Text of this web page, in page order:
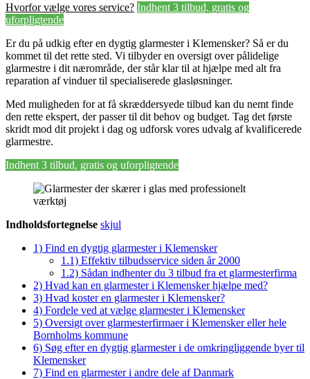
Hvorfor vælge vores service? Indhent 3 tilbud, gratis og
uforpligtende
Er du på udkig efter en dygtig glarmester i Klemensker? Så er du
kommet til det rette sted. Vi tilbyder en oversigt over pålidelige
glarmestre i dit nærområde, der står klar til at hjælpe med alt fra
reparation af vinduer til specialiserede glasløsninger.
Med muligheden for at få skræddersyede tilbud kan du nemt finde
den rette ekspert, der passer til dit behov og budget. Tag det første
skridt mod dit projekt i dag og udforsk vores udvalg af kvalificerede
glarmestre.
Indhent 3 tilbud, gratis og uforpligtende
Indholdsfortegnelse skjul
1) Find en dygtig glarmester i Klemensker
1.1) Effektiv tilbudsservice siden år 2000
1.2) Sådan indhenter du 3 tilbud fra et glarmesterfirma
2) Hvad kan en glarmester i Klemensker hjælpe med?
3) Hvad koster en glarmester i Klemensker?
4) Fordele ved at vælge glarmester i Klemensker
5) Oversigt over glarmesterfirmaer i Klemensker eller hele
Bornholms kommune
6) Søg efter en dygtig glarmester i de omkringliggende byer til
Klemensker
7) Find en glarmester i andre dele af Danmark